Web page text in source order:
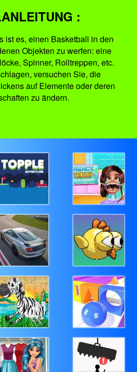
:
ist es, einen Basketball in den
Objekten zu werfen: eine
Spinner, Rolltreppen, etc.
versuchen Sie, die
auf Elemente oder deren
zu ändern.